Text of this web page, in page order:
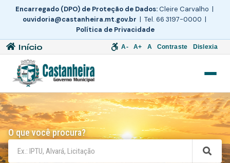
Encarregado (DPO) de Proteção de Dados:Cleire Carvalho |
ouvidoria@castanheira.mt.gov.br | Tel. 66 3197-0000 |
Política de Privacidade
Início A- A+ A Contraste Dislexia
O que você procura?